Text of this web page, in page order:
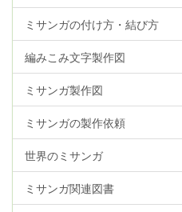
ミサンガの付け方・結び方
編みこみ文字製作図
ミサンガ製作図
ミサンガの製作依頼
世界のミサンガ
ミサンガ関連図書